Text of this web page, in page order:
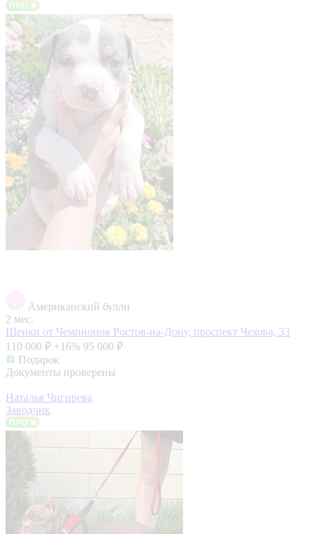
Американский булли
2 мес.
Щенки от Чемпионов Ростов-на-Дону, проспект Чехова, 33
110 000 ₽ +16% 95 000 ₽
Подарок
Документы проверены
Наталья Чигирева
Заводчик